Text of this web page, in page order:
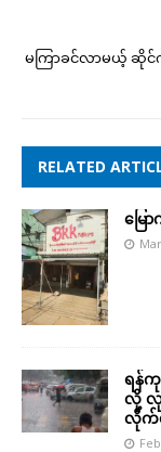
မကြာခင်လာမယ့် ဆိုင်
RELATED
မြေ
ရန်ကု
လို့ လု
လိုက်